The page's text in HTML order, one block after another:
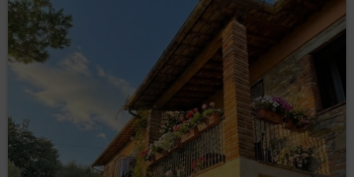
Absolutnie niedopuszczalne jest wprowadzanie do basenu
zwierząt lub załatwianie potrzeb fizjologicznych w basenie. W
takim przypadku Gość zostanie obciążony kosztami wymiany
wody w basenie, koniecznej dezynfekcji oraz innymi kosztami,
które to spowoduje.
BEZPIECZEŃ